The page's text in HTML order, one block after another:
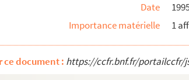
a plus de place pour s'exprimer
urbaines
Date
Importance matérielle
1
ce document : https://ccfr.bnf.fr/portailccfr/